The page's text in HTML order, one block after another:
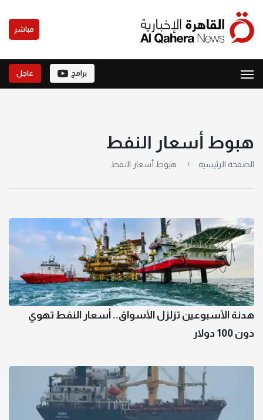
مباشر
برامج عاجل
هبوط أسعار النفط
الصفحة الرئيسية هبوط أسعار النفط
هدنة الأسبوعين تزلزل الأسواق.. أسعار النفط تهوي
دون 100 دولار